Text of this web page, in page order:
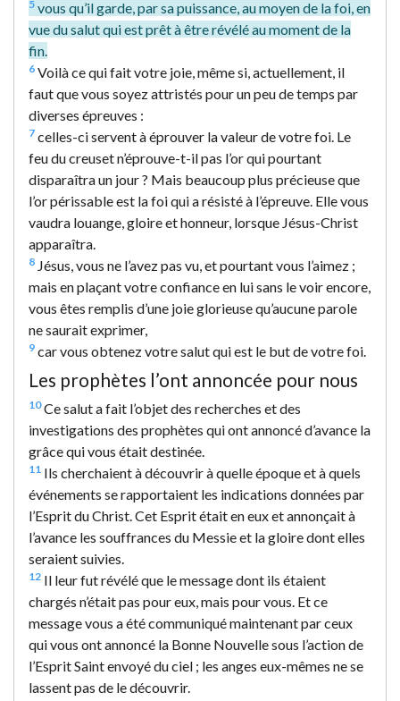
5 vous qu’il garde, par sa puissance, au moyen de la foi, en
vue du salut qui est prêt à être révélé au moment de la
fin.
6 Voilà ce qui fait votre joie, même si, actuellement, il
faut que vous soyez attristés pour un peu de temps par
diverses épreuves :
7 celles-ci servent à éprouver la valeur de votre foi. Le
feu du creuset n’éprouve-t-il pas l’or qui pourtant
disparaîtra un jour ? Mais beaucoup plus précieuse que
l’or périssable est la foi qui a résisté à l’épreuve. Elle vous
vaudra louange, gloire et honneur, lorsque Jésus-Christ
apparaîtra.
8 Jésus, vous ne l’avez pas vu, et pourtant vous l’aimez ;
mais en plaçant votre confiance en lui sans le voir encore,
vous êtes remplis d’une joie glorieuse qu’aucune parole
ne saurait exprimer,
9 car vous obtenez votre salut qui est le but de votre foi.
Les prophètes l’ont annoncée pour nous
10Ce salut a fait l’objet des recherches et des
investigations des prophètes qui ont annoncé d’avance la
grâce qui vous était destinée.
11 Ils cherchaient à découvrir à quelle époque et à quels
événements se rapportaient les indications données par
l’Esprit du Christ. Cet Esprit était en eux et annonçait à
l’avance les souffrances du Messie et la gloire dont elles
seraient suivies.
12 Il leur fut révélé que le message dont ils étaient
chargés n’était pas pour eux, mais pour vous. Et ce
message vous a été communiqué maintenant par ceux
qui vous ont annoncé la Bonne Nouvelle sous l’action de
l’Esprit Saint envoyé du ciel ; les anges eux-mêmes ne se
lassent pas de le découvrir.